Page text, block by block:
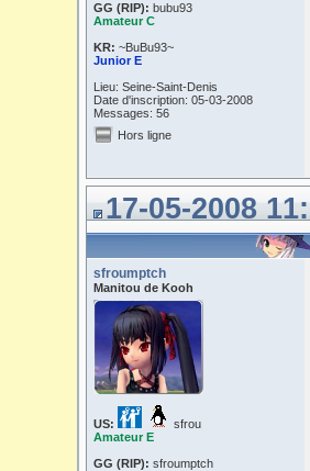
GG (RIP): bubu93
Amateur C
KR: ~BuBu93~
Junior E
Lieu: Seine-Saint-Denis
Date d'inscription: 05-03-2008
Messages: 56
Hors ligne
17-05-2008
sfroumptch
Manitou de Kooh
US:
sfrou
Amateur E
GG (RIP): sfroumptch